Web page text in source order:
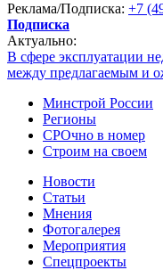
Реклама/Подписка: +7
Подписка
Актуально:
В сфере эксплуатации
между предлагаемым и
Минстрой России
Регионы
СРОчно в номер
Строим на своем
Новости
Статьи
Мнения
Фотогалерея
Мероприятия
Спецпроекты